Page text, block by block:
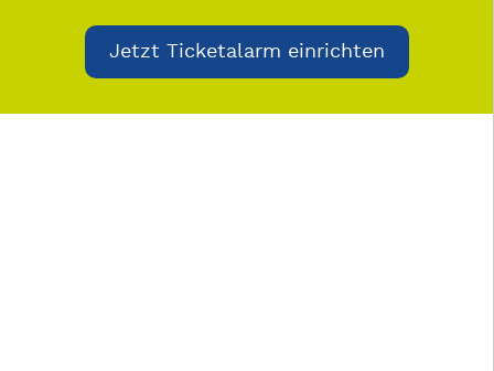
Jetzt Ticketalarm einrichten